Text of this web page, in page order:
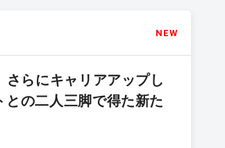
NEW
さらにキャリアアップし
の二人三脚で得た新た